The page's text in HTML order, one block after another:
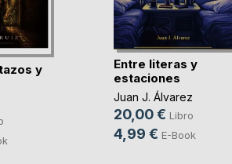
y
Entre literas y
estaciones
Juan J. Álvarez
20,00 € Libro
4,99 € E-Book